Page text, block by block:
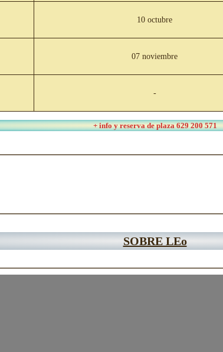
10 octubre
07 noviembre
-
+ info y reserva de plaza 629 200 571
SOBRE LEo